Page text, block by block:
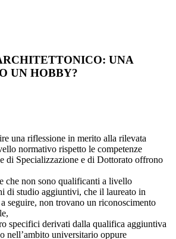
UNA
UN HOBBY?
una riflessione in merito alla rilevata
normativo rispetto le competenze
di Specializzazione e di Dottorato offrono
che non sono qualificanti a livello
di studio aggiuntivi, che il laureato in
seguire, non trovano un riconoscimento
specifici derivati dalla qualifica aggiuntiva
nell’ambito universitario oppure